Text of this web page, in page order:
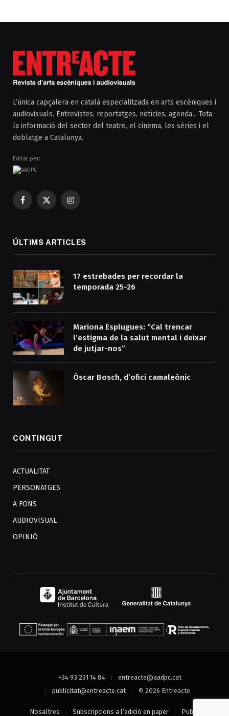
L’única capçalera en català especialitzada en arts escèniques i
audiovisuals. Entrevistes, reportatges, notícies, agenda... Tota
la informació del sector del teatre, el cinema, les sèries i el
doblatge a Catalunya.
Editat per:
Facebook
X
Instagram
ÚLTIMS ARTICLES
17 estrebades per recordar la
temporada 25-26
Mariona Esplugues: “Cal trencar
l’estigma de la salut mental i deixar
de jutjar-nos”
Òscar Bosch, d’ofici camaleònic
CONTINGUT
ACTUALITAT
PERSONATGES
A FONS
AUDIOVISUAL
OPINIÓ
+34 93 231 14 84
entreacte@aadpc.cat
publicitat@entreacte.cat
© 2026 Entreacte
Nosaltres Subscripcions a l’edició en paper Publicitat